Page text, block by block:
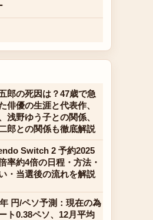
郎の死因は？47歳で急
俳優の生涯と代表作、
浅野ゆう子との関係、
郎との関係も徹底解説
Switch 2 予約2025
率約4倍の日程・方法・
・当選後の流れを解説
円/ペソ予測：現在の為
ト0.38ペソ、12月平均